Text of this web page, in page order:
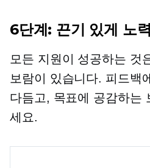
6단계: 끈기 있게 노
모든 지원이 성공하는 것
보람이 있습니다. 피드백
다듬고, 목표에 공감하는
세요.